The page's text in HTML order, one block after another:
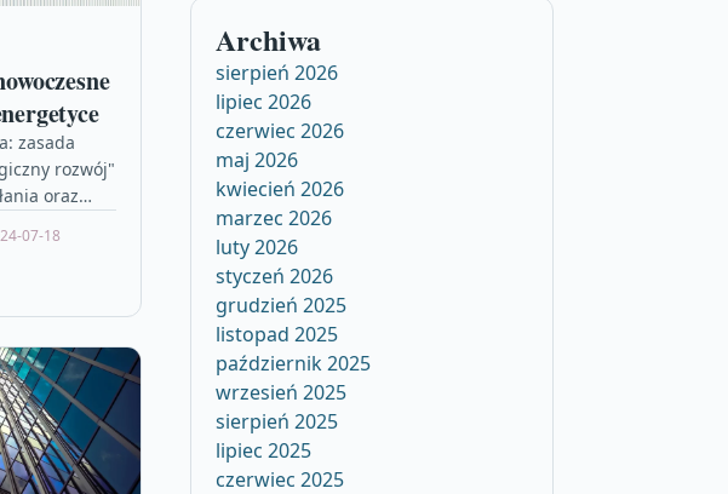
zasada
rozwój"
oraz
która
07-18
Archiwa
sierpień 2026
lipiec 2026
czerwiec 2026
maj 2026
kwiecień 2026
marzec 2026
luty 2026
styczeń 2026
grudzień 2025
listopad 2025
październik 2025
wrzesień 2025
sierpień 2025
lipiec 2025
czerwiec 2025